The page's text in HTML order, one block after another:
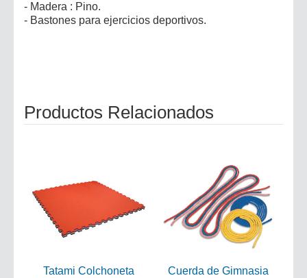
- Madera : Pino.
- Bastones para ejercicios deportivos.
Productos Relacionados
Tatami Colchoneta
Cuerda de Gimnasia